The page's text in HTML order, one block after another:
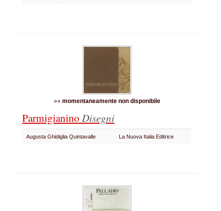
»» momentaneamente non disponibile
Parmigianino Disegni
Augusta Ghidiglia Quintavalle La Nuova Italia Editrice